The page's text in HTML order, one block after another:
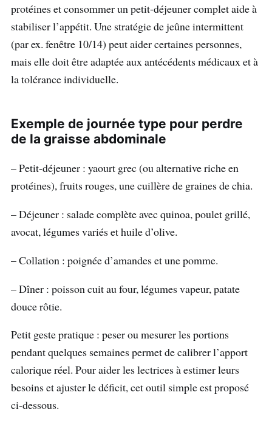
protéines et consommer un petit-déjeuner complet aide à
stabiliser l’appétit. Une stratégie de jeûne intermittent
(par ex. fenêtre 10/14) peut aider certaines personnes,
mais elle doit être adaptée aux antécédents médicaux et à
la tolérance individuelle.
Exemple de journée type pour perdre
de la graisse abdominale
– Petit-déjeuner : yaourt grec (ou alternative riche en
protéines), fruits rouges, une cuillère de graines de chia.
– Déjeuner : salade complète avec quinoa, poulet grillé,
avocat, légumes variés et huile d’olive.
– Collation : poignée d’amandes et une pomme.
– Dîner : poisson cuit au four, légumes vapeur, patate
douce rôtie.
Petit geste pratique : peser ou mesurer les portions
pendant quelques semaines permet de calibrer l’apport
calorique réel. Pour aider les lectrices à estimer leurs
besoins et ajuster le déficit, cet outil simple est proposé
ci-dessous.